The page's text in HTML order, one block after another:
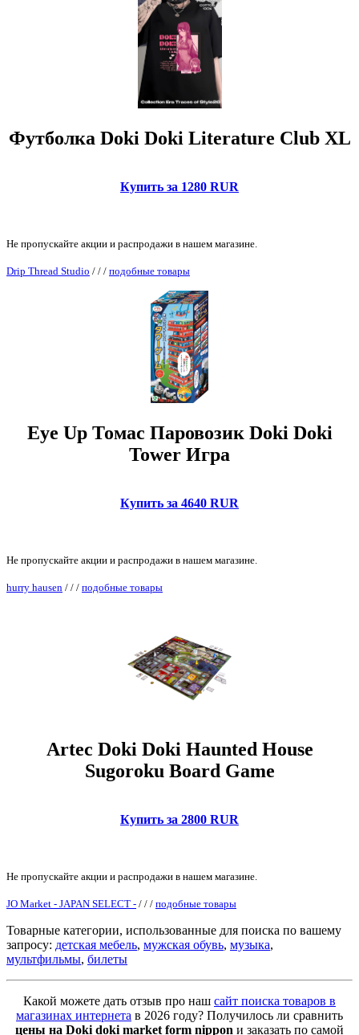
Футболка Doki Doki Literature Club XL
Купить за 1280 RUR
Не пропускайте акции и распродажи в нашем магазине.
Drip Thread Studio / / / подобные товары
Eye Up Томас Паровозик Doki Doki
Tower Игра
Купить за 4640 RUR
Не пропускайте акции и распродажи в нашем магазине.
hurry hausen / / / подобные товары
Artec Doki Doki Haunted House
Sugoroku Board Game
Купить за 2800 RUR
Не пропускайте акции и распродажи в нашем магазине.
JO Market - JAPAN SELECT - / / / подобные товары
Товарные категории, использованные для поиска по вашему
запросу: детская мебель, мужская обувь, музыка,
мультфильмы, билеты
Какой можете дать отзыв про наш сайт поиска товаров в
магазинах интернета в 2026 году? Получилось ли сравнить
цены на Doki doki market form nippon и заказать по самой